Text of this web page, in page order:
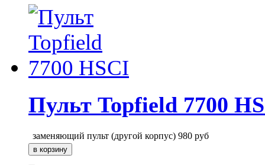
Пульт Topfield 7700
заменяющий пульт (другой корпус) 980 руб